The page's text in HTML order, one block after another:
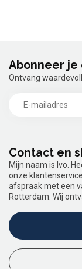
Contact en
Mijn naam is Ivo.
onze
afspraak met een
Rotterdam. Wij
Abonneer je
Ontvang